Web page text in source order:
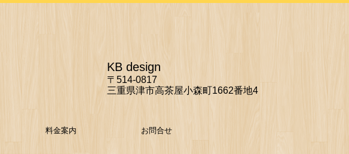
KB design
〒514-0817
三重県津市高茶屋小森町1662番地4
料金案内 お問合せ